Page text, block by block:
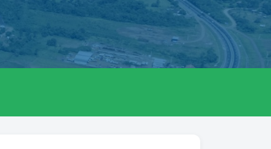
Publicações
Diário Oficial (Novo)
Diário Oficial (Até 30/04)